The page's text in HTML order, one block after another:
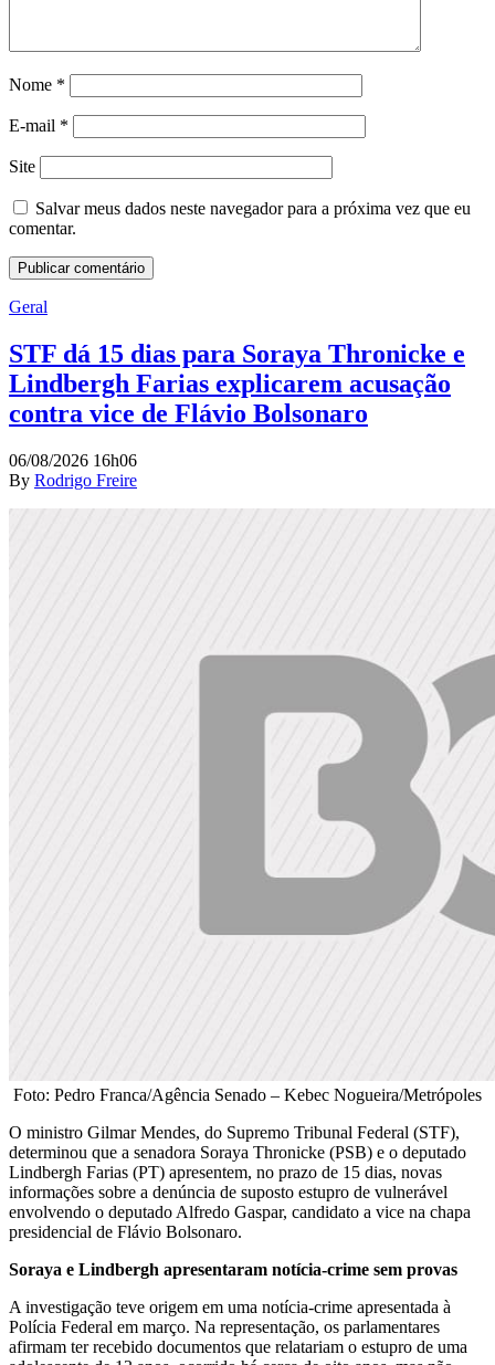
Nome *
E-mail *
Site
Salvar meus dados neste navegador para a próxima vez que eu
comentar.
Geral
STF dá 15 dias para Soraya Thronicke e
Lindbergh Farias explicarem acusação
contra vice de Flávio Bolsonaro
06/08/2026 16h06
By Rodrigo Freire
Foto: Pedro Franca/Agência Senado – Kebec Nogueira/Metrópoles
O ministro Gilmar Mendes, do Supremo Tribunal Federal (STF),
determinou que a senadora Soraya Thronicke (PSB) e o deputado
Lindbergh Farias (PT) apresentem, no prazo de 15 dias, novas
informações sobre a denúncia de suposto estupro de vulnerável
envolvendo o deputado Alfredo Gaspar, candidato a vice na chapa
presidencial de Flávio Bolsonaro.
Soraya e Lindbergh apresentaram notícia-crime sem provas
A investigação teve origem em uma notícia-crime apresentada à
Polícia Federal em março. Na representação, os parlamentares
afirmam ter recebido documentos que relatariam o estupro de uma